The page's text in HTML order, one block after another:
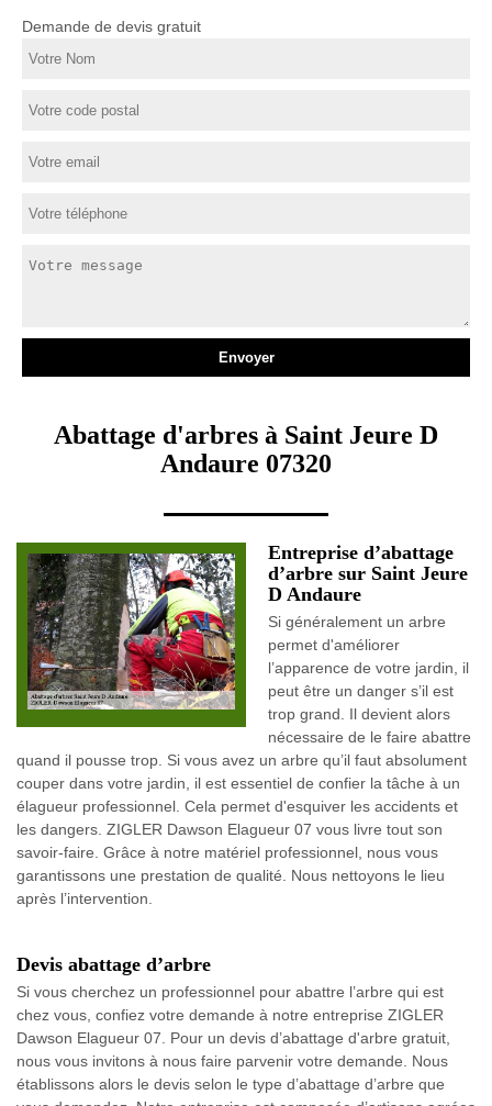
Demande de devis gratuit
Abattage d'arbres à Saint Jeure D
Andaure 07320
Entreprise d’abattage
d’arbre sur Saint Jeure
D Andaure
Si généralement un arbre
permet d'améliorer
l’apparence de votre jardin, il
peut être un danger s’il est
trop grand. Il devient alors
nécessaire de le faire abattre
quand il pousse trop. Si vous avez un arbre qu’il faut absolument
couper dans votre jardin, il est essentiel de confier la tâche à un
élagueur professionnel. Cela permet d'esquiver les accidents et
les dangers. ZIGLER Dawson Elagueur 07 vous livre tout son
savoir-faire. Grâce à notre matériel professionnel, nous vous
garantissons une prestation de qualité. Nous nettoyons le lieu
après l’intervention.
Devis abattage d’arbre
Si vous cherchez un professionnel pour abattre l’arbre qui est
chez vous, confiez votre demande à notre entreprise ZIGLER
Dawson Elagueur 07. Pour un devis d’abattage d'arbre gratuit,
nous vous invitons à nous faire parvenir votre demande. Nous
établissons alors le devis selon le type d’abattage d’arbre que